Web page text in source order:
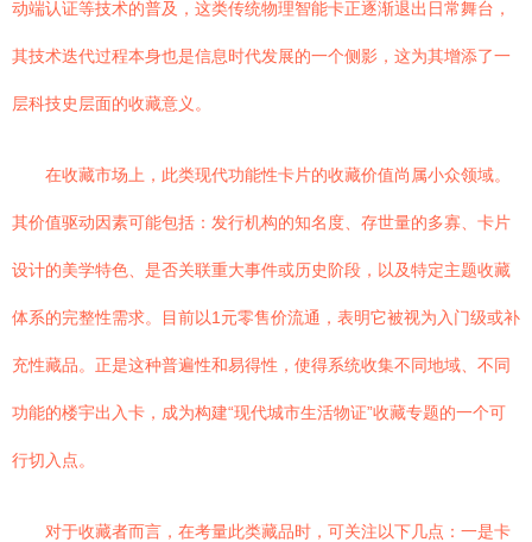
动端认证等技术的普及，这类传统物理智能卡正逐渐退出日常舞台，
其技术迭代过程本身也是信息时代发展的一个侧影，这为其增添了一
层科技史层面的收藏意义。
在收藏市场上，此类现代功能性卡片的收藏价值尚属小众领域。
其价值驱动因素可能包括：发行机构的知名度、存世量的多寡、卡片
设计的美学特色、是否关联重大事件或历史阶段，以及特定主题收藏
体系的完整性需求。目前以1元零售价流通，表明它被视为入门级或补
充性藏品。正是这种普遍性和易得性，使得系统收集不同地域、不同
功能的楼宇出入卡，成为构建“现代城市生活物证”收藏专题的一个可
行切入点。
对于收藏者而言，在考量此类藏品时，可关注以下几点：一是卡